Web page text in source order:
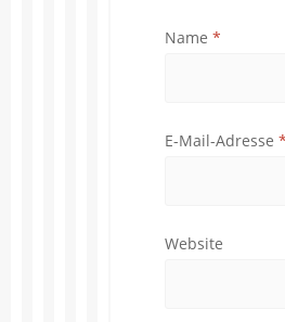
Name *
E-Mail-Adresse *
Website